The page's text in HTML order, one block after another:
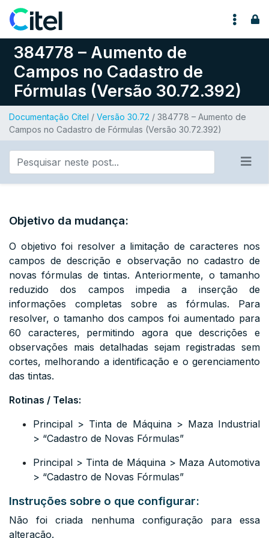
Pular para o conteúdo
384778 – Aumento de
Campos no Cadastro de
Fórmulas (Versão 30.72.392)
Documentação Citel / Versão 30.72 / 384778 – Aumento de
Campos no Cadastro de Fórmulas (Versão 30.72.392)
Objetivo da mudança:
O objetivo foi resolver a limitação de caracteres nos
campos de descrição e observação no cadastro de
novas fórmulas de tintas. Anteriormente, o tamanho
reduzido dos campos impedia a inserção de
informações completas sobre as fórmulas. Para
resolver, o tamanho dos campos foi aumentado para
60 caracteres, permitindo agora que descrições e
observações mais detalhadas sejam registradas sem
cortes, melhorando a identificação e o gerenciamento
das tintas.
Rotinas / Telas:
Principal > Tinta de Máquina > Maza Industrial
> “Cadastro de Novas Fórmulas”
Principal > Tinta de Máquina > Maza Automotiva
> “Cadastro de Novas Fórmulas”
Instruções sobre o que configurar:
Não foi criada nenhuma configuração para essa
alteração.